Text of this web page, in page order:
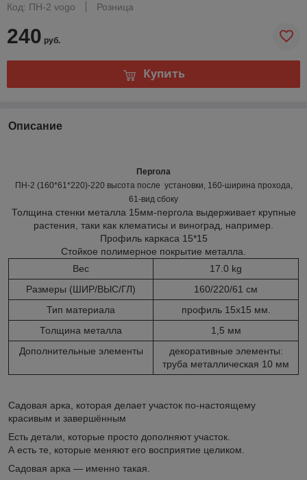
Код: ПН-2 vogo
Розница
240 руб.
Купить
Описание
Пергола
ПН-2 (160*61*220)-220 высота после установки, 160-ширина прохода,
61-вид сбоку
Толщина стенки металла 15мм-пергола выдерживает крупные
растения, таки как клематисы и виноград, например.
Профиль каркаса 15*15
Стойкое полимерное покрытие металла.
Вес
17.0 kg
Размеры (ШИР/ВЫС/ГЛ)
160/220/61 см
Тип материала
профиль 15х15 мм.
Толщина металла
1,5 мм
Дополнительные элементы
декоративные элементы:
труба металлическая 10 мм
Садовая арка, которая делает участок по-настоящему
красивым и завершённым
Есть детали, которые просто дополняют участок.
А есть те, которые меняют его восприятие целиком.
Садовая арка — именно такая.